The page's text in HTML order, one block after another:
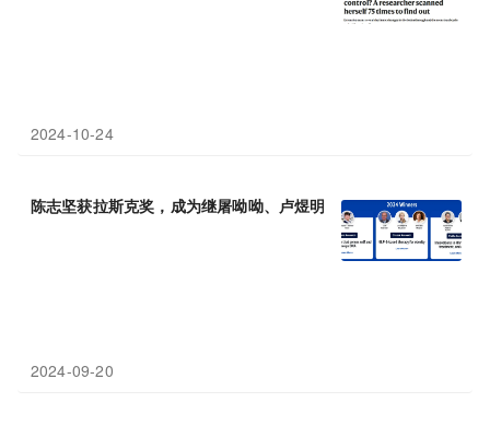
2024-10-24
陈志坚获拉斯克奖，成为继屠呦呦、卢煜明之后又一位华人获奖者
2024-09-20